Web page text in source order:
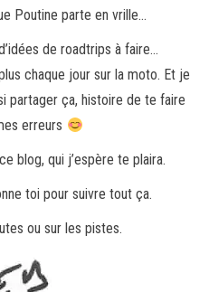
Poutine parte en vrille…
de roadtrips à faire…
chaque jour sur la moto. Et je
partager ça, histoire de te faire
erreurs
blog, qui j’espère te plaira.
toi pour suivre tout ça.
ou sur les pistes.